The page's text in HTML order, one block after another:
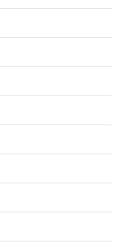
को निःशुल्क दी
7, 2026
भारत सरकार द्वारा